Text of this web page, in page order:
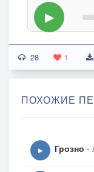
▶
28 1
ПОХОЖИЕ
▶ Грозно -